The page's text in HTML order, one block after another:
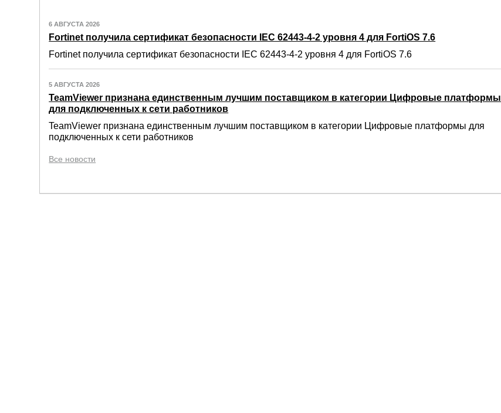
6 АВГУСТА 2026
Fortinet получила сертификат безопасности IEC 62443-4-2 уровня 4 для FortiOS 7.6
Fortinet получила сертификат безопасности IEC 62443-4-2 уровня 4 для FortiOS 7.6
5 АВГУСТА 2026
TeamViewer признана единственным лучшим поставщиком в категории Цифровые платформы
для подключенных к сети работников
TeamViewer признана единственным лучшим поставщиком в категории Цифровые платформы для
подключенных к сети работников
Все новости